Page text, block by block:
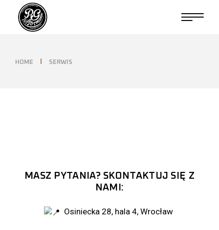
HOME SERWIS
MASZ PYTANIA? SKONTAKTUJ SIĘ Z
NAMI:
Osiniecka 28, hala 4, Wrocław